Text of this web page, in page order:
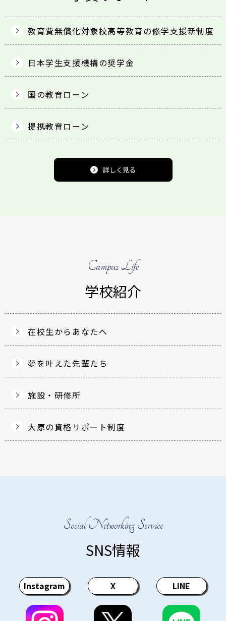
教育費無償化対象校高等教育の修学支援新制度
日本学生支援機構の奨学金
国の教育ローン
提携教育ローン
詳しく見る
Campus Life
学校紹介
在校生からあなたへ
夢を叶えた先輩たち
施設・研修所
大原の資格サポート制度
Social Networking Service
SNS情報
Instagram X LINE